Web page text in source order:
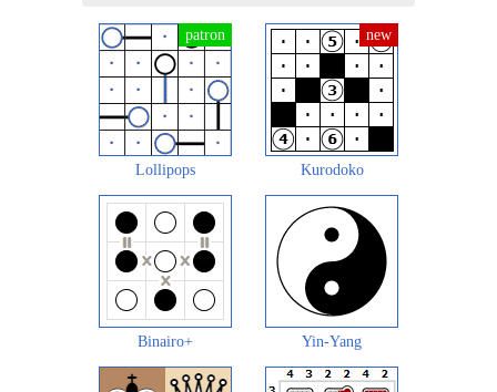
Lollipops Kurodoko
Binairo+ Yin-Yang